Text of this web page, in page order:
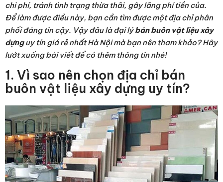
chi phí, tránh tình trạng thừa thãi, gây lãng phí tiền của.
Để làm được điều này, bạn cần tìm được một địa chỉ phân
phối đáng tin cậy. Vậy đâu là đại lýbán buôn vật liệu xây
dựnguy tín giá rẻ nhất Hà Nội mà bạn nên tham khảo? Hãy
lướt xuống bài viết để có thêm thông tin nhé!
1. Vì sao nên chọn địa chỉ bán
buôn vật liệu xây dựng uy tín?